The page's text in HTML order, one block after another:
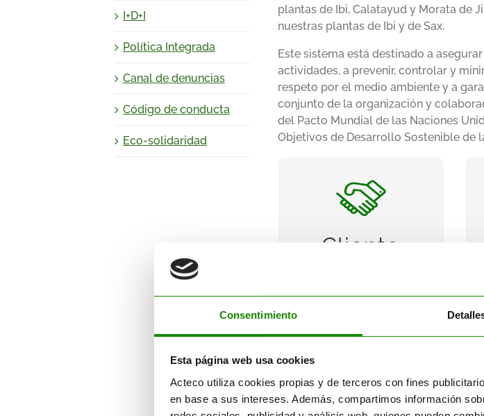
Consentimiento
Esta página web usa cookies
Acteco utiliza cookies propias y de terceros con fines
en base a sus intereses. Además, compartimos información
I+D+I
Política Integrada
Canal de denuncias
Código de conducta
Eco-solidaridad
plantas de Ibi, Calatayud y Morata de
nuestras plantas de Ibi y de Sax.
Este sistema está destinado a
actividades, a prevenir, controlar y
respeto por el medio ambiente y a
conjunto de la organización y
del Pacto Mundial de las Naciones
Objetivos de Desarrollo Sostenible de
Cliente
Cliente
Empresa orientada al
elemento fundamental del Sistema
todas las partes interesadas de la
periódicamente.